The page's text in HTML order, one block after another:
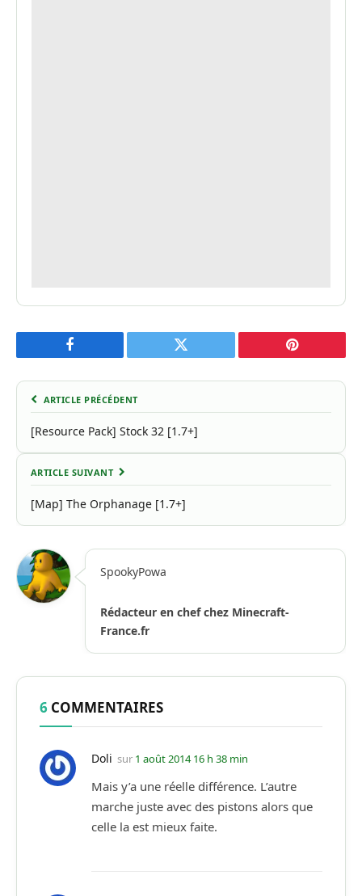
Facebook Twitter Pinterest
ARTICLE PRÉCÉDENT
[Resource Pack] Stock 32 [1.7+]
ARTICLE SUIVANT
[Map] The Orphanage [1.7+]
SpookyPowa
Rédacteur en chef chez Minecraft-
France.fr
6 COMMENTAIRES
Doli sur 1 août 2014 16 h 38 min
Mais y’a une réelle différence. L’autre
marche juste avec des pistons alors que
celle la est mieux faite.